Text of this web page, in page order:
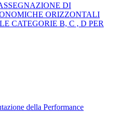
DI
ORIZZONTALI
CATEGORIE B, C , D PER
della Performance